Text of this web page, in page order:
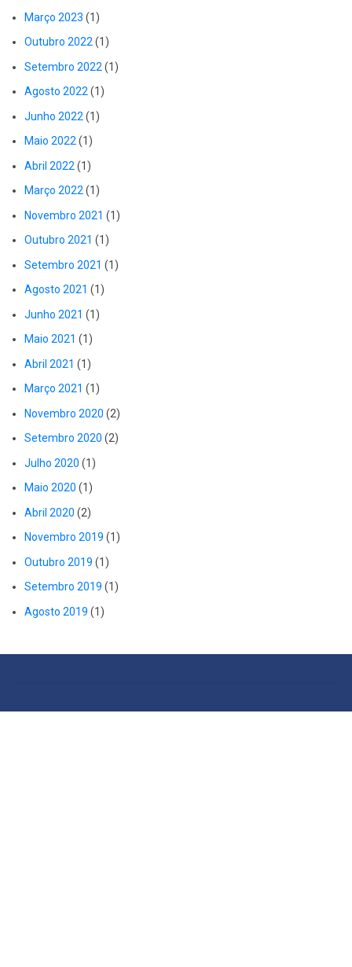
Março 2023 (1)
Outubro 2022 (1)
Setembro 2022 (1)
Agosto 2022 (1)
Junho 2022 (1)
Maio 2022 (1)
Abril 2022 (1)
Março 2022 (1)
Novembro 2021 (1)
Outubro 2021 (1)
Setembro 2021 (1)
Agosto 2021 (1)
Junho 2021 (1)
Maio 2021 (1)
Abril 2021 (1)
Março 2021 (1)
Novembro 2020 (2)
Setembro 2020 (2)
Julho 2020 (1)
Maio 2020 (1)
Abril 2020 (2)
Novembro 2019 (1)
Outubro 2019 (1)
Setembro 2019 (1)
Agosto 2019 (1)